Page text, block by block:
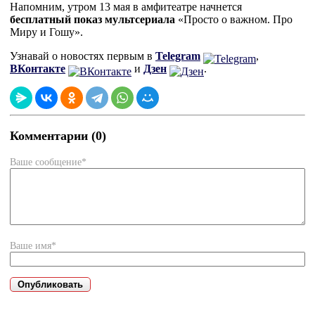
Напомним, утром 13 мая в амфитеатре начнется
бесплатный показ мультсериала «Просто о важном. Про
Миру и Гошу».
Узнавай о новостях первым в Telegram
,
ВКонтакте
и Дзен .
Комментарии (0)
Ваше сообщение*
Ваше имя*